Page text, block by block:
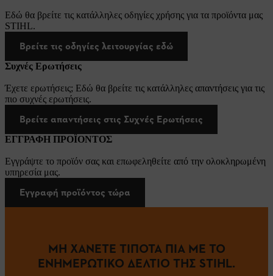
Εδώ θα βρείτε τις κατάλληλες οδηγίες χρήσης για τα προϊόντα μας
STIHL.
Βρείτε τις οδηγίες λειτουργίας εδώ
Συχνές Ερωτήσεις
Έχετε ερωτήσεις; Εδώ θα βρείτε τις κατάλληλες απαντήσεις για τις
πιο συχνές ερωτήσεις.
Βρείτε απαντήσεις στις Συχνές Ερωτήσεις
ΕΓΓΡΑΦΗ ΠΡΟΪΟΝΤΟΣ
Εγγράψτε το προϊόν σας και επωφεληθείτε από την ολοκληρωμένη
υπηρεσία μας.
Εγγραφή προϊόντος τώρα
ΜΗ ΧΑΝΕΤΕ ΤΙΠΟΤΑ ΠΙΑ ΜΕ ΤΟ
ΕΝΗΜΕΡΩΤΙΚΟ ΔΕΛΤΙΟ ΤΗΣ STIHL.